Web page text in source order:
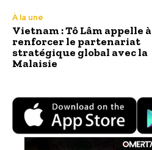
À la une
Vietnam : Tô Lâm appelle à
renforcer le partenariat
stratégique global avec la
Malaisie